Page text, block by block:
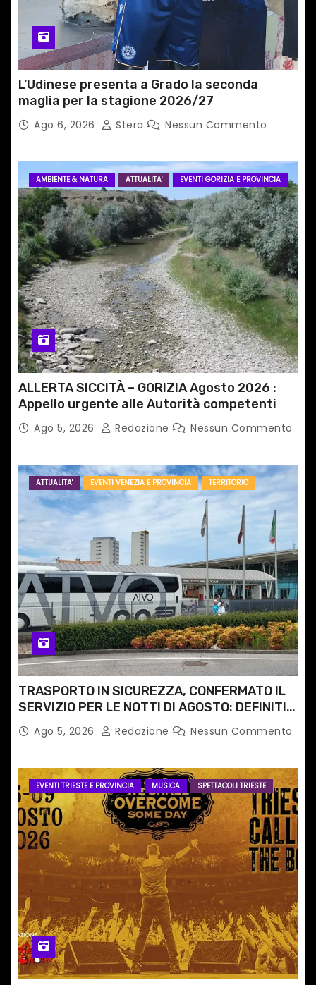
l
i
L’Udinese presenta a Grado la seconda
maglia per la stagione 2026/27
Ago 6, 2026 Stera Nessun Commento
AMBIENTE & NATURA ATTUALITA' EVENTI GORIZIA E PROVINCIA
ALLERTA SICCITÀ – GORIZIA Agosto 2026 :
Appello urgente alle Autorità competenti
Ago 5, 2026 Redazione Nessun Commento
ATTUALITA' EVENTI VENEZIA E PROVINCIA TERRITORIO
TRASPORTO IN SICUREZZA, CONFERMATO IL
SERVIZIO PER LE NOTTI DI AGOSTO: DEFINITI
PERCORSI, FERMATE E ORARIO
Ago 5, 2026 Redazione Nessun Commento
EVENTI TRIESTE E PROVINCIA MUSICA SPETTACOLI TRIESTE